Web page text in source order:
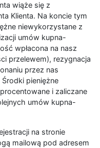
wiąże się z
Klienta. Na koncie tym
niewykorzystane z
umów kupna-
wpłacona na nasz
przelewem), rezygnacja
przez nas
pieniężne
i zaliczane
umów kupna-
na stronie
mailową pod adresem